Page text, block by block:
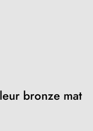
bronze mat